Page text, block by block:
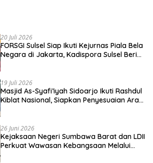
20 Juli 2026
FORSGI Sulsel Siap Ikuti Kejurnas Piala Bela
Negara di Jakarta, Kadispora Sulsel Beri
19 Juli 2026
Masjid As-Syafi’iyah Sidoarjo Ikuti Rashdul
Kiblat Nasional, Siapkan Penyesuaian Arah
26 Juni 2026
Kejaksaan Negeri Sumbawa Barat dan LDII
Perkuat Wawasan Kebangsaan Melalui